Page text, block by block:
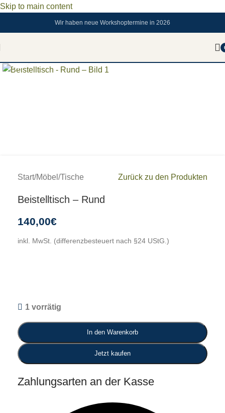
Skip to main content
Wir haben neue Workshoptermine in 2026
Start/Möbel /Tische Zurück zu den Produkten
Beistelltisch – Rund
140,00€
inkl. MwSt. (differenzbesteuert nach §24 UStG.)
1 vorrätig
In den Warenkorb
Jetzt kaufen
Zahlungsarten an der Kasse